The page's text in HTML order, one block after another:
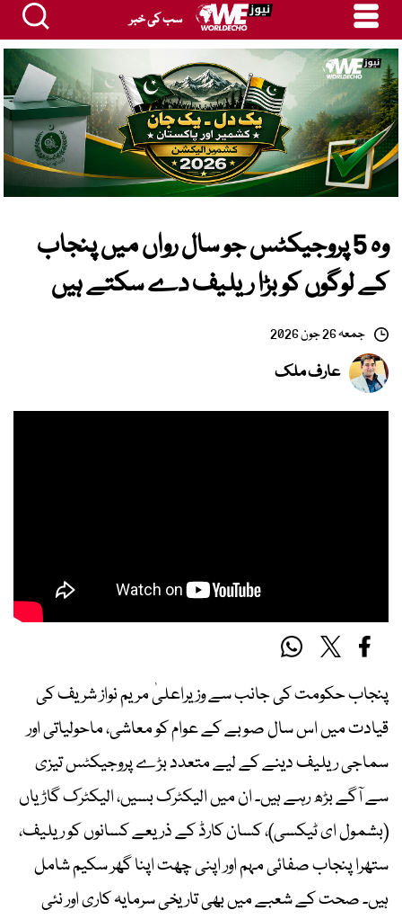
سب کی خبر
وہ 5 پروجیکٹس جو سال رواں میں پنجاب
کے لوگوں کو بڑا ریلیف دے سکتے ہیں
جمعہ 26 جون 2026
عارف ملک
پنجاب حکومت کی جانب سے وزیراعلیٰ مریم نواز شریف کی
قیادت میں اس سال صوبے کے عوام کو معاشی، ماحولیاتی اور
سماجی ریلیف دینے کے لیے متعدد بڑے پروجیکٹس تیزی
سے آگے بڑھ رہے ہیں۔ ان میں الیکٹرک بسیں، الیکٹرک گاڑیاں
(بشمول ای ٹیکسی)، کسان کارڈ کے ذریعے کسانوں کو ریلیف،
ستھرا پنجاب صفائی مہم اور اپنی چھت اپنا گھر سکیم شامل
ہیں۔ صحت کے شعبے میں بھی تاریخی سرمایہ کاری اور نئی